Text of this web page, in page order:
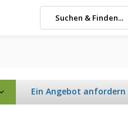
Ein Angebot anfordern